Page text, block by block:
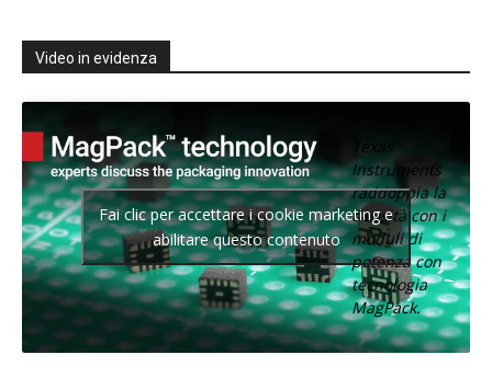
Video in evidenza
Texas
Instruments
raddoppia la
densità con i
moduli di
potenza con
tecnologia
MagPack.
Fai clic per accettare i cookie marketing e
abilitare questo contenuto